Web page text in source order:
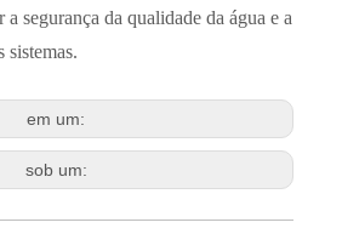
a segurança da qualidade da água e a
sistemas.
em um:
sob um: